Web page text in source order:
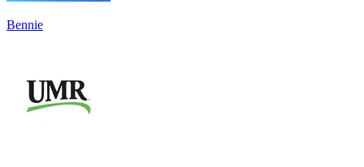
Bennie